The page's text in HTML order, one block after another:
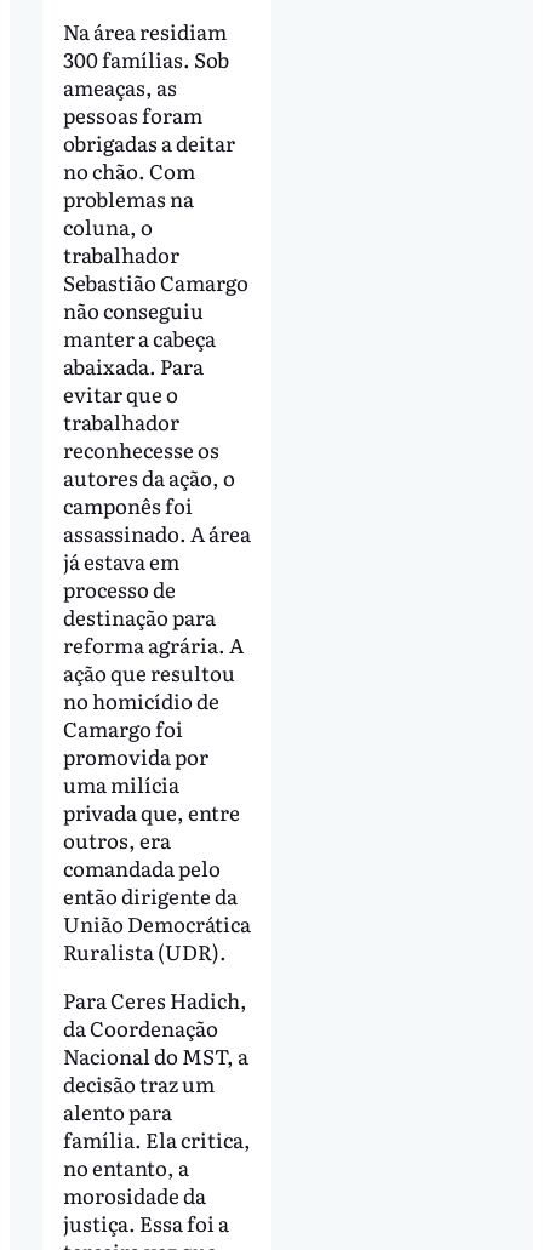
Na área residiam
300 famílias. Sob
ameaças, as
pessoas foram
obrigadas a deitar
no chão. Com
problemas na
coluna, o
trabalhador
Sebastião Camargo
não conseguiu
manter a cabeça
abaixada. Para
evitar que o
trabalhador
reconhecesse os
autores da ação, o
camponês foi
assassinado. A área
já estava em
processo de
destinação para
reforma agrária. A
ação que resultou
no homicídio de
Camargo foi
promovida por
uma milícia
privada que, entre
outros, era
comandada pelo
então dirigente da
União Democrática
Ruralista (UDR).
Para Ceres Hadich,
da Coordenação
Nacional do MST, a
decisão traz um
alento para
família. Ela critica,
no entanto, a
morosidade da
justiça. Essa foi a